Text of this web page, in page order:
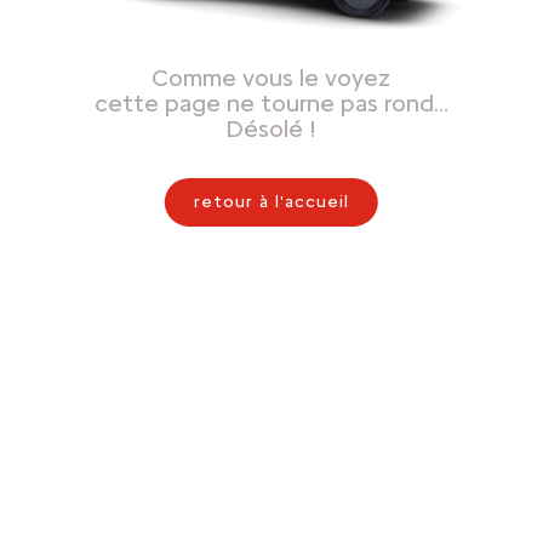
Comme vous le voyez
cette page ne tourne pas rond…
Désolé !
retour à l'accueil